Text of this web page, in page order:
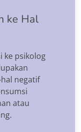
ke Hal
ke psikolog
negatif
atau